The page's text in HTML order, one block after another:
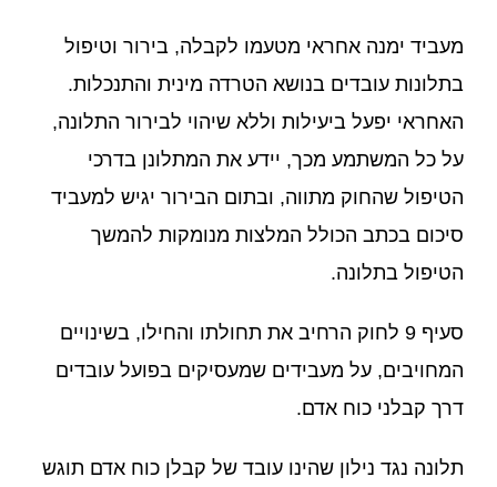
מעביד ימנה אחראי מטעמו לקבלה, בירור וטיפול
בתלונות עובדים בנושא הטרדה מינית והתנכלות.
האחראי יפעל ביעילות וללא שיהוי לבירור התלונה,
על כל המשתמע מכך, יידע את המתלונן בדרכי
הטיפול שהחוק מתווה, ובתום הבירור יגיש למעביד
סיכום בכתב הכולל המלצות מנומקות להמשך
הטיפול בתלונה.
סעיף 9 לחוק הרחיב את תחולתו והחילו, בשינויים
המחויבים, על מעבידים שמעסיקים בפועל עובדים
דרך קבלני כוח אדם.
תלונה נגד נילון שהינו עובד של קבלן כוח אדם תוגש